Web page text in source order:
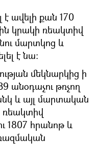
ավելի քան 170
կրակի ռեակտիվ
մարտկոց և
է նա:
մեկնարկից ի
անօդաչու թռչող
և այլ մարտական
1807 հրանոթ և